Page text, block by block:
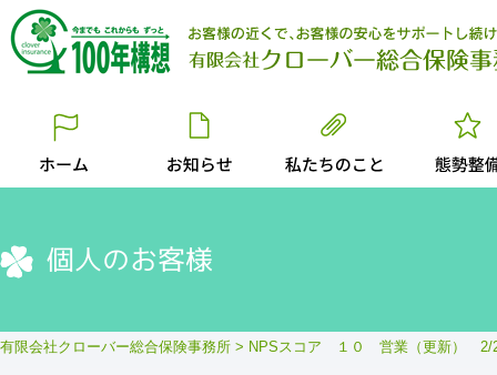
個人のお客様
有限会社クローバー総合保険事務所 > NPSスコア １０ 営業（更新）